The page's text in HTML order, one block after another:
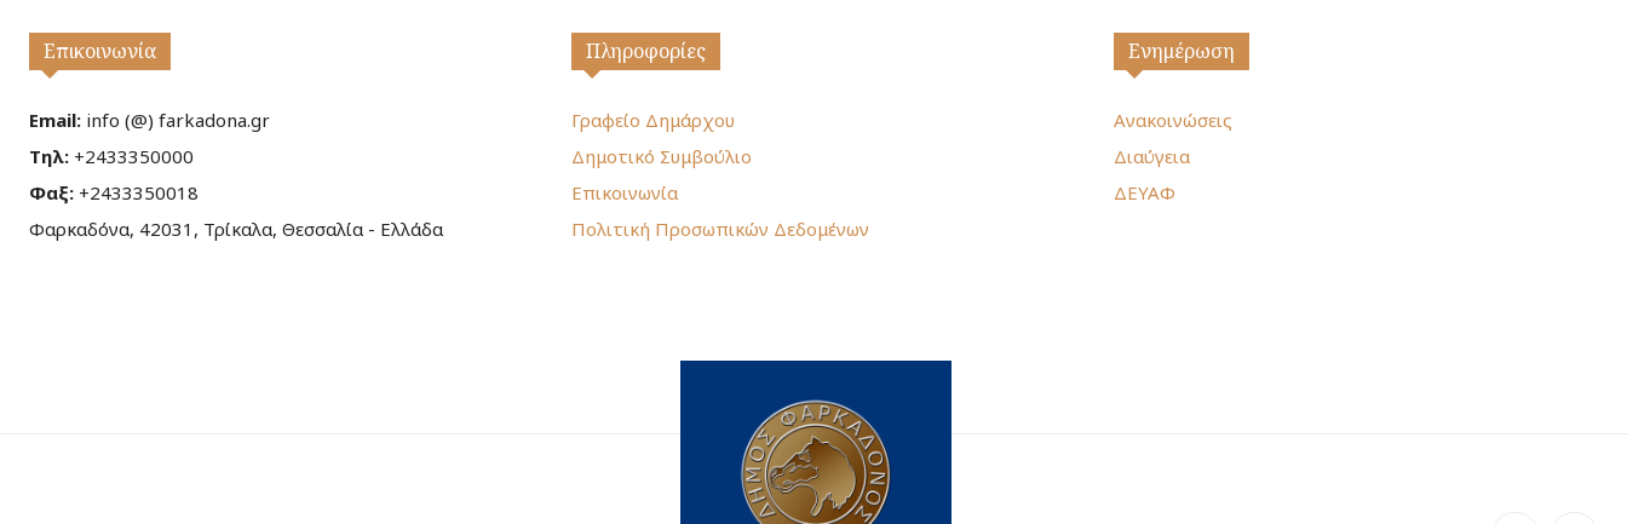
Επικοινωνία
Email: info (@) farkadona.gr
Τηλ: +2433350000
Φαξ: +2433350018
Φαρκαδόνα, 42031, Τρίκαλα, Θεσσαλία - Ελλάδα
Πληροφορίες
Γραφείο Δημάρχου
Δημοτικό Συμβούλιο
Επικοινωνία
Πολιτική Προσωπικών Δεδομένων
Ενημέρωση
Ανακοινώσεις
Διαύγεια
ΔΕΥΑΦ